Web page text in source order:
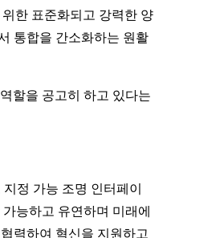
한 표준화되고 강력한 양
통합을 간소화하는 원활
할을 공고히 하고 있다는
정 가능 조명 인터페이
능하고 유연하며 미래에
력하여 혁신을 지원하고